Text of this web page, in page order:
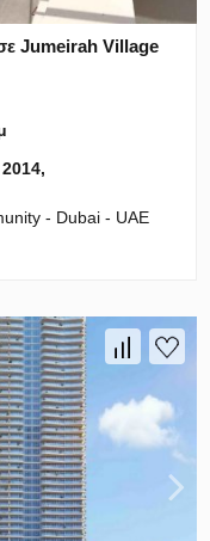
Jumeirah Village
- Dubai - UAE